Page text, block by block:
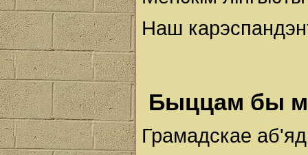
Наш
Быццам бы
Грамадскае